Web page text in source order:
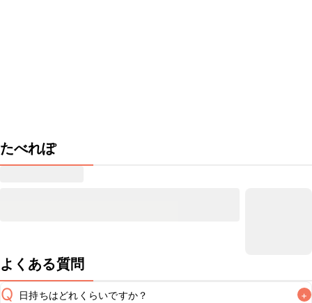
たべれぽ
よくある質問
Q 日持ちはどれくらいですか？ +